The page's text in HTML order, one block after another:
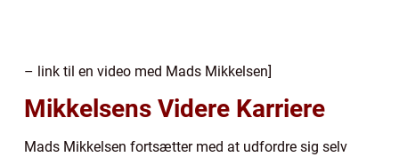
– link til en video med Mads Mikkelsen]
Mikkelsens Videre Karriere
Mads Mikkelsen fortsætter med at udfordre sig selv